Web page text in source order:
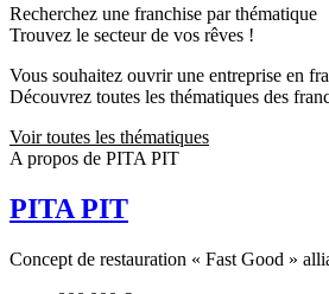
Recherchez une franchise par thématique
Trouvez le secteur de vos rêves !
Vous souhaitez ouvrir une entreprise en
Découvrez toutes les thématiques des
Voir toutes les thématiques
A propos de PITA PIT
PITA PIT
Concept de restauration « Fast Good »